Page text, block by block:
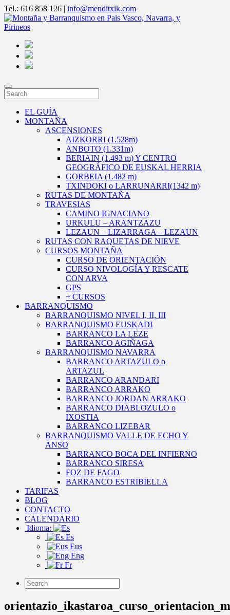
Tel.: 616 858 126 | info@menditxik.com
EL GUÍA
MONTAÑA
ASCENSIONES
AIZKORRI (1.528m)
ANBOTO (1.331m)
BERIAIN (1.493 m) Y CENTRO
GEOGRÁFICO DE EUSKAL HERRIA
GORBEIA (1.482 m)
TXINDOKI o LARRUNARRI(1342 m)
RUTAS DE MONTAÑA
TRAVESIAS
CAMINO IGNACIANO
URKULU – ARANTZAZU
LEZAUN – LIZARRAGA – LEZAUN
RUTAS CON RAQUETAS DE NIEVE
CURSOS MONTAÑA
CURSO DE ORIENTACIÓN
CURSO NIVOLOGÍA Y RESCATE
CON ARVA
GPS
+ CURSOS
BARRANQUISMO
BARRANQUISMO NIVEL I, II, III
BARRANQUISMO EUSKADI
BARRANCO LA LEZE
BARRANCO AGIÑAGA
BARRANQUISMO NAVARRA
BARRANCO ARTAZULO o
ARTAZUL
BARRANCO ARANDARI
BARRANCO ARRAKO
BARRANCO JORDAN ARRAKO
BARRANCO DIABLOZULO o
IXOSTIA
BARRANCO LIZEBAR
BARRANQUISMO VALLE DE ECHO Y
ANSO
BARRANCO BOCA DEL INFIERNO
BARRANCO SIRESA
FOZ DE FAGO
BARRANCO ESTRIBIELLA
TARIFAS
BLOG
CONTACTO
CALENDARIO
Idioma:
Es
Eus
Eng
Fr